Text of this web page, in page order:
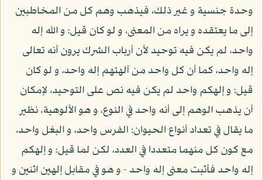
وحدة جنسية و غير ذلك، فيذهب وهم كل من المخاطبين
إلى ما يعتقده و يراه من المعنى، و لو كان قيل: و الله إله
واحد، لم يكن فيه توحيد لأن أرباب الشرك يرون أنه تعالى
إله واحد، كما أن كل واحد من آلهتهم إله واحد، و لو كان
قيل: و إلهكم واحد لم يكن فيه نص على التوحيد، لإمكان
أن يذهب الوهم إلى أنه واحد في النوع، و هو الألوهية، نظير
ما يقال في تعداد أنواع الحيوان: الفرس واحد، و البغل واحد،
مع كون كل منهما متعددا في العدد، لكن لما قيل: و إلهكم
إله واحد فأثبت معنى إله واحد - و هو في مقابل إلهين اثنين و